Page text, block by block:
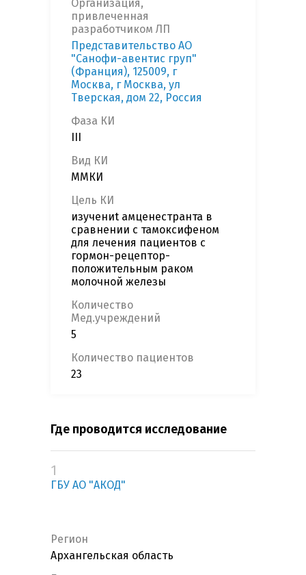
Организация,
привлеченная
разработчиком ЛП
Представительство АО
"Санофи-авентис груп"
(Франция), 125009, г
Москва, г Москва, ул
Тверская, дом 22, Россия
Фаза КИ
Вид КИ
ММКИ
Цель КИ
изучениt амценестранта в
сравнении с тамоксифеном
для лечения пациентов с
гормон-рецептор-
положительным раком
молочной железы
Количество
Мед.учреждений
5
Количество пациентов
23
Где проводится исследование
1
ГБУ АО "АКОД"
Регион
Архангельская область